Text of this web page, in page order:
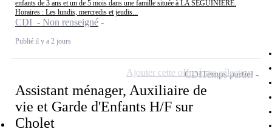
enfants de 3 ans et un de 5 mois dans une famille située à LA SEGUINIERE.
Horaires : Les lundis, mercredis et jeudis...
CDI - Non renseigné
Publié il y a 2 jours
Assistant ménager, Auxiliaire de
vie et Garde d'Enfants H/F sur
Cholet
CDITemps partiel
Ajouter cette offre à ma sélection